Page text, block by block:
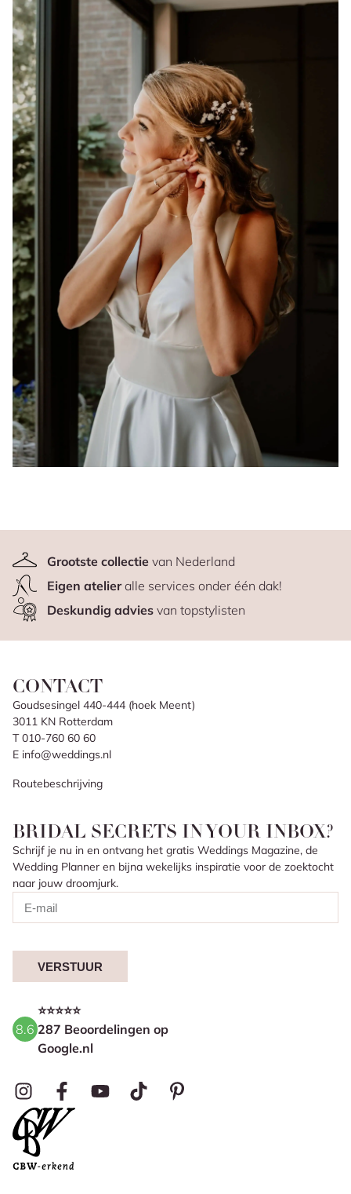
Grootste collectievan Nederland
Eigen atelieralle services onder één dak!
Deskundig adviesvan topstylisten
CONTACT
Goudsesingel 440-444 (hoek Meent)
3011 KN Rotterdam
T 010-760 60 60
E info@weddings.nl
Routebeschrijving
BRIDAL SECRETS IN YOUR INBOX?
Schrijf je nu in en ontvang het gratis Weddings Magazine, de
Wedding Planner en bijna wekelijks inspiratie voor de zoektocht
naar jouw droomjurk.
VERSTUUR
8.6
⭐⭐⭐⭐⭐
287 Beoordelingen op
Google.nl